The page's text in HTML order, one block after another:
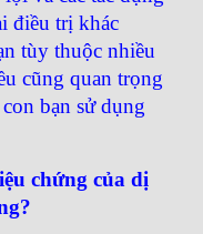
điều trị khác
tùy thuộc nhiều
cũng quan trọng
bạn sử dụng
chứng của dị